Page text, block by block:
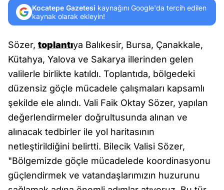
Kocatepe Gazetesi kaynağını Google'da tercih edilen
kaynak olarak ekleyin!
Sözer, toplantıya Balıkesir, Bursa, Çanakkale,
Kütahya, Yalova ve Sakarya illerinden gelen
valilerle birlikte katıldı. Toplantıda, bölgedeki
düzensiz göçle mücadele çalışmaları kapsamlı
şekilde ele alındı. Vali Faik Oktay Sözer, yapılan
değerlendirmeler doğrultusunda alınan ve
alınacak tedbirler ile yol haritasının
netleştirildiğini belirtti. Bilecik Valisi Sözer,
"Bölgemizde göçle mücadelede koordinasyonu
güçlendirmek ve vatandaşlarımızın huzurunu